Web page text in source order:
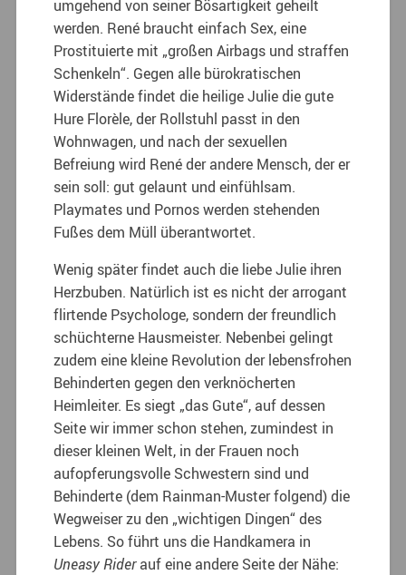
umgehend von seiner Bösartigkeit geheilt
werden. René braucht einfach Sex, eine
Prostituierte mit „großen Airbags und straffen
Schenkeln“. Gegen alle bürokratischen
Widerstände findet die heilige Julie die gute
Hure Florèle, der Rollstuhl passt in den
Wohnwagen, und nach der sexuellen
Befreiung wird René der andere Mensch, der er
sein soll: gut gelaunt und einfühlsam.
Playmates und Pornos werden stehenden
Fußes dem Müll überantwortet.
Wenig später findet auch die liebe Julie ihren
Herzbuben. Natürlich ist es nicht der arrogant
flirtende Psychologe, sondern der freundlich
schüchterne Hausmeister. Nebenbei gelingt
zudem eine kleine Revolution der lebensfrohen
Behinderten gegen den verknöcherten
Heimleiter. Es siegt „das Gute“, auf dessen
Seite wir immer schon stehen, zumindest in
dieser kleinen Welt, in der Frauen noch
aufopferungsvolle Schwestern sind und
Behinderte (dem Rainman-Muster folgend) die
Wegweiser zu den „wichtigen Dingen“ des
Lebens. So führt uns die Handkamera in
Uneasy Riderauf eine andere Seite der Nähe: